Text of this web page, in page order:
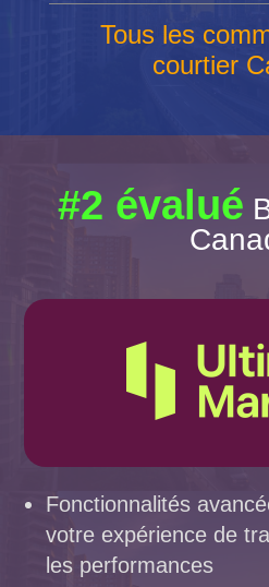
Tous les
courtier
#2 évalué
Fonctionnalités
votre expérience de
les performances